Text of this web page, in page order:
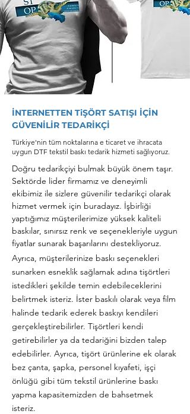
İNTERNETTEN TiŞÖRT SATIŞI İÇİN
GÜVENİLİR TEDARİKÇİ
Türkiye'nin tüm noktalarına e ticaret ve ihracata
uygun DTF tekstil baskı tedarik hizmeti sağlıyoruz.
Doğru tedarikçiyi bulmak büyük önem taşır.
Sektörde lider firmamız ve deneyimli
ekibimiz ile sizlere güvenilir tedarikçi olarak
hizmet vermek için buradayız. İşbirliği
yaptığımız müşterilerimize yüksek kaliteli
baskılar, sınırsız renk ve seçenekleriyle uygun
fiyatlar sunarak başarılarını destekliyoruz.
Ayrıca, müşterilerinize baskı seçenekleri
sunarken esneklik sağlamak adına tişörtleri
istedikleri şekilde temin edebileceklerini
belirtmek isteriz. İster baskılı olarak veya film
halinde tedarik ederek baskıyı kendileri
gerçekleştirebilirler. Tişörtleri kendi
getirebilirler ya da tedariğini bizden talep
edebilirler. Ayrıca, tişört ürünlerine ek olarak
bez çanta, şapka, personel kıyafeti, işçi
önlüğü gibi tüm tekstil ürünlerine baskı
yapma kapasitemizden de bahsetmek
isteriz.